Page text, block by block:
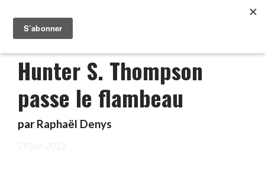
Hunter S. Thompson
passe le flambeau
par Raphaël Denys
29 juin 2012